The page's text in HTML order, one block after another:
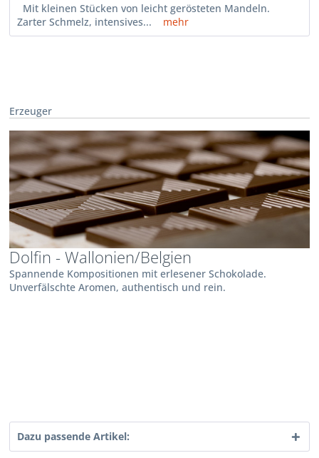
Mit kleinen Stücken von leicht gerösteten Mandeln.
Zarter Schmelz, intensives...
mehr
Erzeuger
Dolfin - Wallonien/Belgien
Spannende Kompositionen mit erlesener Schokolade.
Unverfälschte Aromen, authentisch und rein.
Dazu passende Artikel: